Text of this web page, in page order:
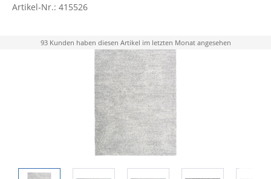
Artikel-Nr.: 415526
93 Kunden haben diesen Artikel im letzten Monat angesehen